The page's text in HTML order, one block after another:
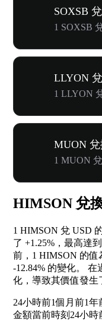
SOXSB
1 SOXSB
LLYON
1 LLYON
MUON
1 MUON
HIMSON 兌
1 HIMSON 兌 USD
了 +1.25% ，最高達
前，1 HIMSON 的值
-12.84% 的變化。 在
化，導致其價值發生
24小時前1個月前1年
金額當前時刻 24小時